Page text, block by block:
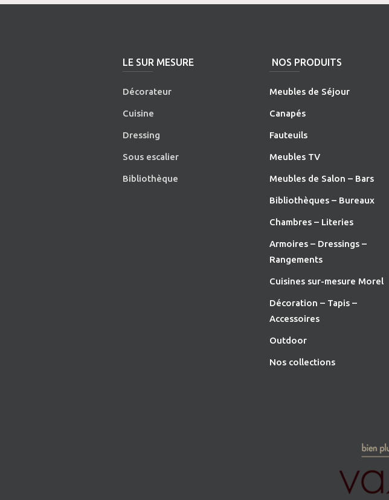
LE SUR MESURE
Décorateur
Cuisine
Dressing
Sous escalier
Bibliothèque
NOS PRODUITS
Meubles de Séjour
Canapés
Fauteuils
Meubles TV
Meubles de Salon – Bars
Bibliothèques – Bureaux
Chambres – Literies
Armoires – Dressings –
Rangements
Cuisines sur-mesure Morel
Décoration – Tapis –
Accessoires
Outdoor
Nos collections